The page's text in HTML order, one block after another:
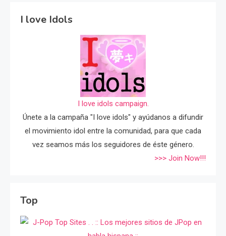
I love Idols
I love idols campaign.
Únete a la campaña "I love idols" y ayúdanos a difundir
el movimiento idol entre la comunidad, para que cada
vez seamos más los seguidores de éste género.
>>> Join Now!!!
Top